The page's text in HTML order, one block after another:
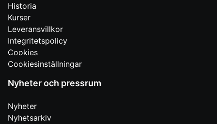
Historia
Kurser
Leveransvillkor
Integritetspolicy
Cookies
Cookiesinställningar
Nyheter och pressrum
Nyheter
Nyhetsarkiv